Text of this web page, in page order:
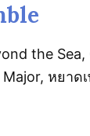
the Sea,
หยาด